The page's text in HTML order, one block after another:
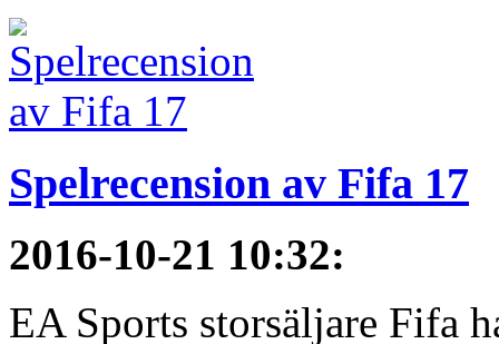
Spelrecension av Fifa 17
2016-10-21 10:32:
EA Sports storsäljare Fifa